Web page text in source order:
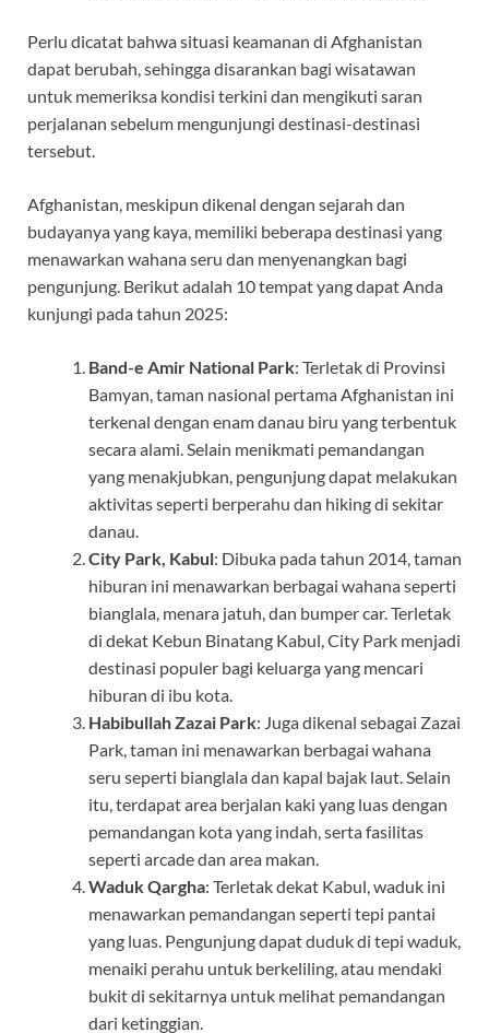
Perlu dicatat bahwa situasi keamanan di Afghanistan
dapat berubah, sehingga disarankan bagi wisatawan
untuk memeriksa kondisi terkini dan mengikuti saran
perjalanan sebelum mengunjungi destinasi-destinasi
tersebut.
Afghanistan, meskipun dikenal dengan sejarah dan
budayanya yang kaya, memiliki beberapa destinasi yang
menawarkan wahana seru dan menyenangkan bagi
pengunjung. Berikut adalah 10 tempat yang dapat Anda
kunjungi pada tahun 2025:
Band-e Amir National Park: Terletak di Provinsi
Bamyan, taman nasional pertama Afghanistan ini
terkenal dengan enam danau biru yang terbentuk
secara alami. Selain menikmati pemandangan
yang menakjubkan, pengunjung dapat melakukan
aktivitas seperti berperahu dan hiking di sekitar
danau.
City Park, Kabul: Dibuka pada tahun 2014, taman
hiburan ini menawarkan berbagai wahana seperti
bianglala, menara jatuh, dan bumper car. Terletak
di dekat Kebun Binatang Kabul, City Park menjadi
destinasi populer bagi keluarga yang mencari
hiburan di ibu kota.
Habibullah Zazai Park: Juga dikenal sebagai Zazai
Park, taman ini menawarkan berbagai wahana
seru seperti bianglala dan kapal bajak laut. Selain
itu, terdapat area berjalan kaki yang luas dengan
pemandangan kota yang indah, serta fasilitas
seperti arcade dan area makan.
Waduk Qargha: Terletak dekat Kabul, waduk ini
menawarkan pemandangan seperti tepi pantai
yang luas. Pengunjung dapat duduk di tepi waduk,
menaiki perahu untuk berkeliling, atau mendaki
bukit di sekitarnya untuk melihat pemandangan
dari ketinggian.